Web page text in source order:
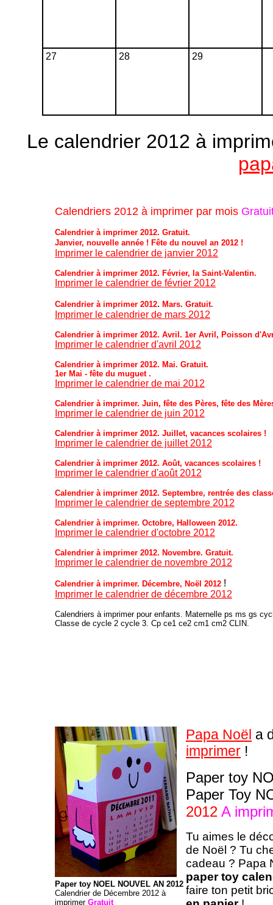
27 28 29
Le calendrier 2012 à
Calendriers 2012 à imprimer par mois
Calendrier à imprimer 2012. Gratuit.
Janvier, nouvelle année ! Fête du nouvel an 2012 !
Imprimer le calendrier de janvier 2012
Calendrier à imprimer 2012. Février, la Saint-Valentin.
Imprimer le calendrier de février 2012
Calendrier à imprimer 2012. Mars. Gratuit.
Imprimer le calendrier de mars 2012
Calendrier à imprimer 2012. Avril. 1er Avril, Poisson
Imprimer le calendrier d'avril 2012
Calendrier à imprimer 2012. Mai. Gratuit.
1er Mai - fête du muguet .
Imprimer le calendrier de mai 2012
Calendrier à imprimer. Juin, fête des Pères, fête des
Imprimer le calendrier de juin 2012
Calendrier à imprimer 2012. Juillet, vacances scolaires !
Imprimer le calendrier de juillet 2012
Calendrier à imprimer 2012. Août, vacances scolaires !
Imprimer le calendrier d'août 2012
Calendrier à imprimer 2012. Septembre, rentrée des
Imprimer le calendrier de septembre 2012
Calendrier à imprimer. Octobre, Halloween 2012.
Imprimer le calendrier d'octobre 2012
Calendrier à imprimer 2012. Novembre. Gratuit.
Imprimer le calendrier de novembre 2012
Calendrier à imprimer. Décembre, Noël 2012 !
Imprimer le calendrier de décembre 2012
Calendriers à imprimer pour enfants. Maternelle ps ms gs
Classe de cycle 2 cycle 3. Cp ce1 ce2 cm1 cm2 CLIN.
Paper toy NOEL NOUVEL AN 2012
Calendrier de Décembre 2012 à
imprimer Gratuit
Papa Noël a
imprimer !
Paper toy
Paper Toy
2012 A
Tu aimes le
de Noël ? Tu
cadeau ? Papa
paper toy
faire ton petit